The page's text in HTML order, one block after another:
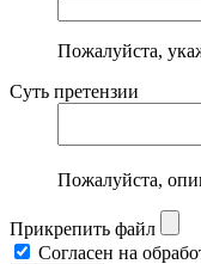
Пожалуйста,
Суть претензии
Пожалуйста,
Прикрепить файл
Согласен на